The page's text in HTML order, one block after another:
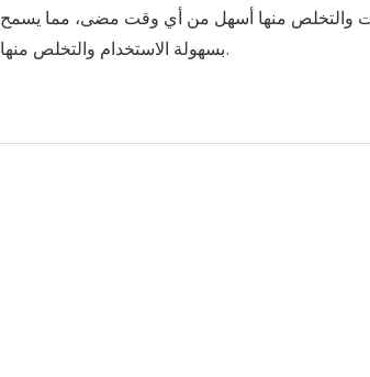
والتخلص منها أسهل من أي وقت مضى، مما يسمح
بسهولة الاستخدام والتخلص منها.